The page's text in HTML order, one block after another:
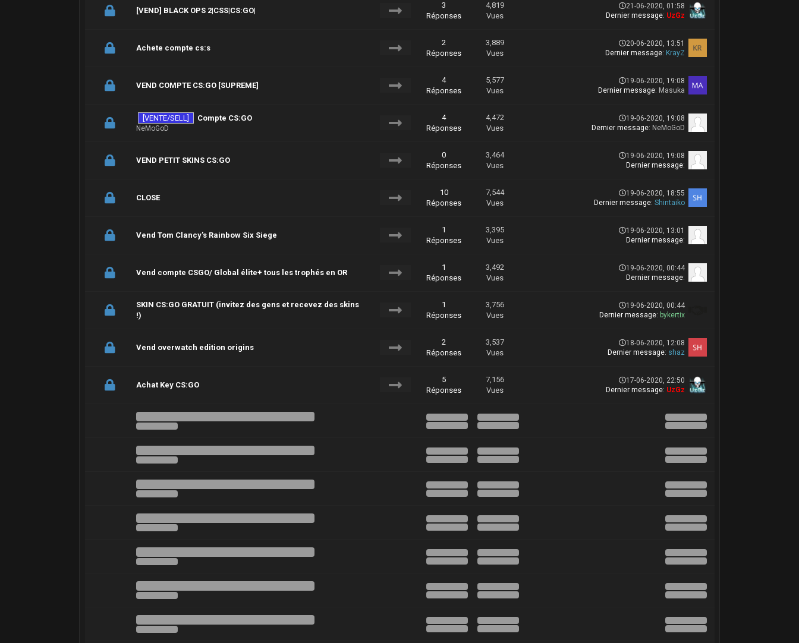
[VEND] BLACK OPS 2|CSS|CS:GO|
3
Réponses
4,819
Vues
21-06-2020, 01:58
Dernier message: UzGz
Achete compte cs:s
2
Réponses
3,889
Vues
20-06-2020, 13:51
Dernier message: KrayZ
VEND COMPTE CS:GO [SUPREME]
4
Réponses
5,577
Vues
19-06-2020, 19:08
Dernier message: Masuka
[VENTE/SELL] Compte CS:GO
NeMoGoD
4
Réponses
4,472
Vues
19-06-2020, 19:08
Dernier message: NeMoGoD
VEND PETIT SKINS CS:GO
0
Réponses
3,464
Vues
19-06-2020, 19:08
Dernier message:
CLOSE
10
Réponses
7,544
Vues
19-06-2020, 18:55
Dernier message: Shintaiko
Vend Tom Clancy's Rainbow Six Siege
1
Réponses
3,395
Vues
19-06-2020, 13:01
Dernier message:
Vend compte CSGO/ Global élite+ tous les trophés en OR
1
Réponses
3,492
Vues
19-06-2020, 00:44
Dernier message:
SKIN CS:GO GRATUIT (invitez des gens et recevez des skins
!)
1
Réponses
3,756
Vues
19-06-2020, 00:44
Dernier message: bykertix
Vend overwatch edition origins
2
Réponses
3,537
Vues
18-06-2020, 12:08
Dernier message: shaz
Achat Key CS:GO
5
Réponses
7,156
Vues
17-06-2020, 22:50
Dernier message: UzGz